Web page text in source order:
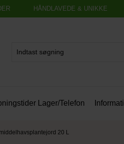
HÅNDLAVEDE & UNIKKE
Lager/Telefon
20 L